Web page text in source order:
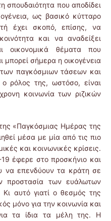
σπουδαιότητα που αποδίδει
ως βασικό κύτταρο
έχει σκοπό, επίσης, να
και να αναδείξει
οικονομικά θέματα που
μπορεί σήμερα η οικογένεια
παγκόσμιων τάσεων και
ρόλος της, ωστόσο, είναι
κοινωνία των ριζικών
Ημέρας της
μέσα με μία από τις πιο
και κοινωνικές κρίσεις.
έφερε στο προσκήνιο και
να επενδύουν τα κράτη σε
προστασία των ευάλωτων
αυτό γιατί ο θεσμός της
μόνο για την κοινωνία και
τα ίδια τα μέλη της. Η